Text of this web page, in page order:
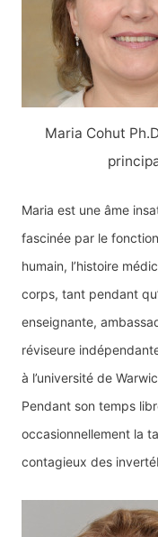
Maria Cohut
Maria est une âme
fascinée par le
humain, l’histoire
corps, tant pendant
enseignante,
réviseure
à l’université de
Pendant son temps
occasionnellement la
contagieux des